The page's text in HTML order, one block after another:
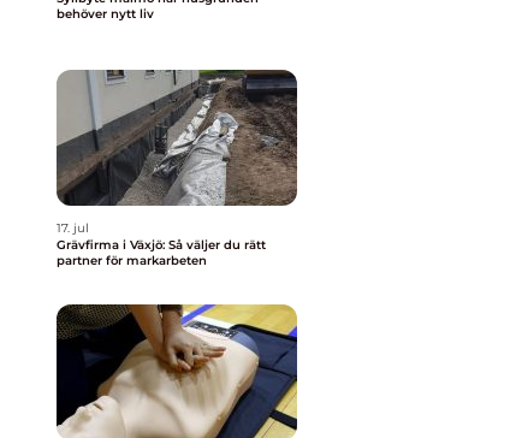
behöver nytt liv
17. jul
Grävfirma i Växjö: Så väljer du rätt
partner för markarbeten